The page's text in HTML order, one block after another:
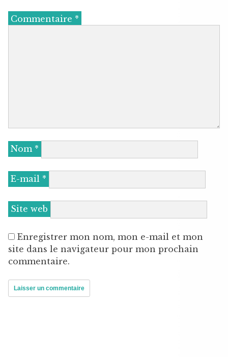
Commentaire *
Nom *
E-mail *
Site web
Enregistrer mon nom, mon e-mail et mon
site dans le navigateur pour mon prochain
commentaire.